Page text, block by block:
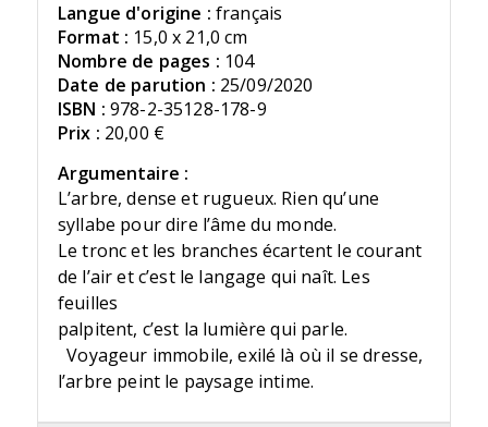
Langue d'origine : français
Format : 15,0 x 21,0 cm
Nombre de pages : 104
Date de parution : 25/09/2020
ISBN : 978-2-35128-178-9
Prix : 20,00 €
Argumentaire :
L’arbre, dense et rugueux. Rien qu’une
syllabe pour dire l’âme du monde.
Le tronc et les branches écartent le courant
de l’air et c’est le langage qui naît. Les
feuilles
palpitent, c’est la lumière qui parle.
Voyageur immobile, exilé là où il se dresse,
l’arbre peint le paysage intime.